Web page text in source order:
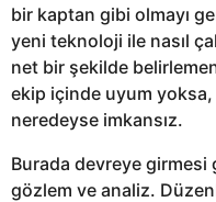
bir kaptan gibi olmayı
yeni teknoloji ile nasıl
net bir şekilde
ekip içinde uyum yoksa,
neredeyse imkansız.
Burada devreye
gözlem ve analiz.